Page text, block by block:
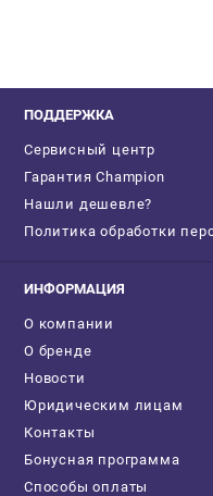
ПОДДЕРЖКА
Сервисный центр
Гарантия Champion
Нашли дешевле?
Политика обработки
ИНФОРМАЦИЯ
О компании
О бренде
Новости
Юридическим лицам
Контакты
Бонусная программа
Способы оплаты